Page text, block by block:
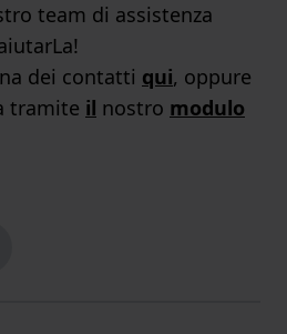
team di assistenza
dei contatti qui, oppure
tramite il nostro modulo